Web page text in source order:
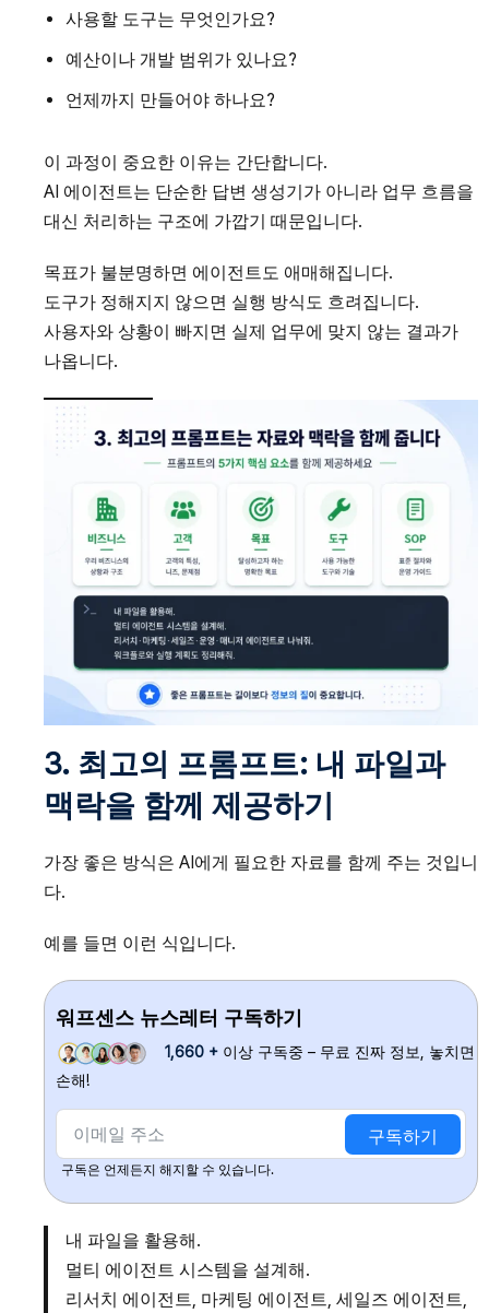
사용할 도구는 무엇인가요?
예산이나 개발 범위가 있나요?
언제까지 만들어야 하나요?
이 과정이 중요한 이유는 간단합니다.
AI 에이전트는 단순한 답변 생성기가 아니라 업무 흐름을
대신 처리하는 구조에 가깝기 때문입니다.
목표가 불분명하면 에이전트도 애매해집니다.
도구가 정해지지 않으면 실행 방식도 흐려집니다.
사용자와 상황이 빠지면 실제 업무에 맞지 않는 결과가
나옵니다.
3. 최고의 프롬프트: 내 파일과
맥락을 함께 제공하기
가장 좋은 방식은 AI에게 필요한 자료를 함께 주는 것입니
다.
예를 들면 이런 식입니다.
워프센스 뉴스레터 구독하기
1,660 + 이상 구독중 – 무료 진짜 정보, 놓치면
손해!
구독하기
구독은 언제든지 해지할 수 있습니다.
내 파일을 활용해.
멀티 에이전트 시스템을 설계해.
리서치 에이전트, 마케팅 에이전트, 세일즈 에이전트,